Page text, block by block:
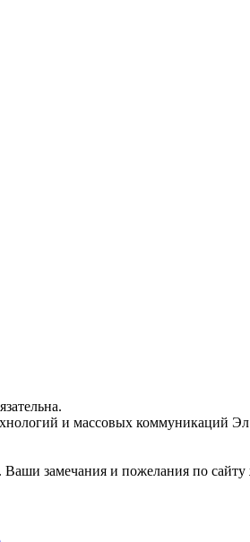
и массовых коммуникаций
замечания и пожелания по сайту